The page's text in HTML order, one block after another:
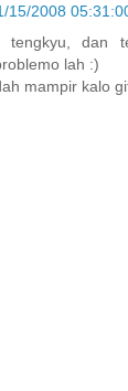
15/2008
tengkyu, dan
lah :)
mampir kalo